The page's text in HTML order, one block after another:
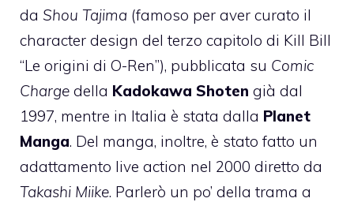
da Shou Tajima (famoso per aver curato il
character design del terzo capitolo di Kill Bill
“Le origini di O-Ren”), pubblicata su Comic
Charge della Kadokawa Shoten già dal
1997, mentre in Italia è stata dalla Planet
Manga. Del manga, inoltre, è stato fatto un
adattamento live action nel 2000 diretto da
Takashi Miike. Parlerò un po’ della trama a